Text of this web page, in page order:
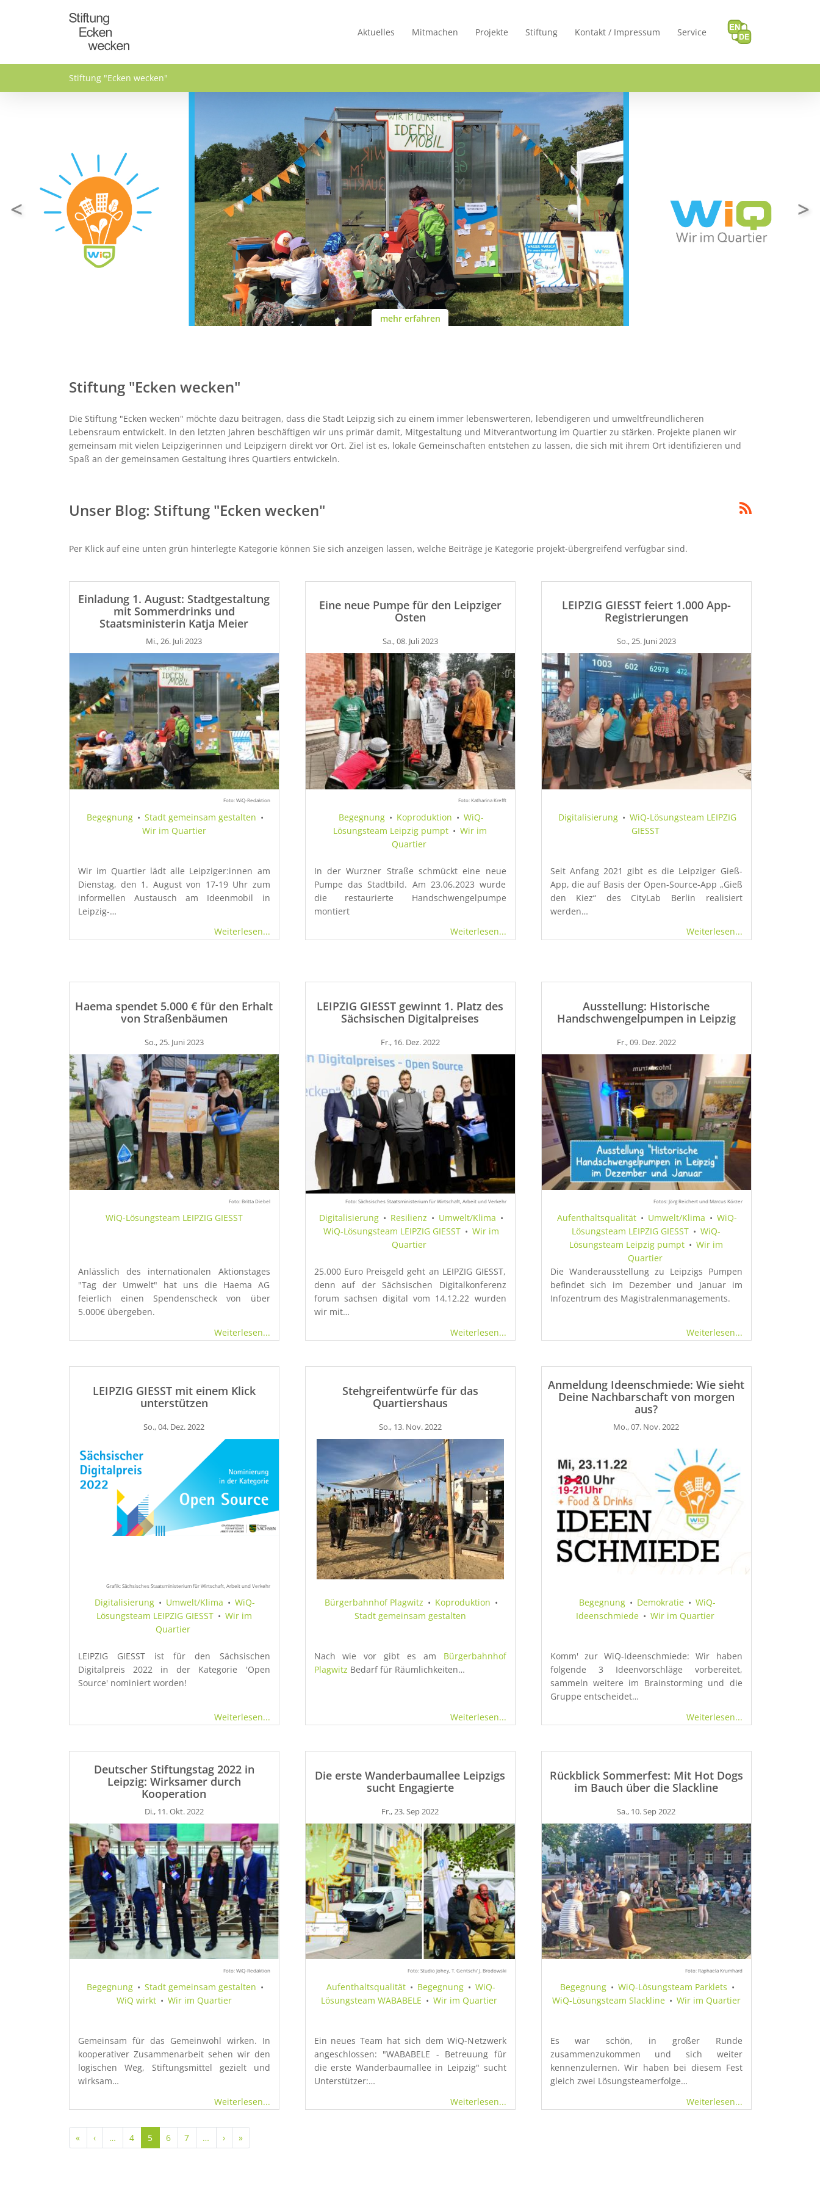
Aktuelles Mitmachen Projekte Stiftung Kontakt / Impressum Service
Stiftung "Ecken wecken"
mehr erfahren
< >
Stiftung "Ecken wecken"
Die Stiftung "Ecken wecken" möchte dazu beitragen, dass die Stadt Leipzig sich zu einem immer lebenswerteren, lebendigeren und umweltfreundlicheren
Lebensraum entwickelt. In den letzten Jahren beschäftigen wir uns primär damit, Mitgestaltung und Mitverantwortung im Quartier zu stärken. Projekte planen wir
gemeinsam mit vielen Leipzigerinnen und Leipzigern direkt vor Ort. Ziel ist es, lokale Gemeinschaften entstehen zu lassen, die sich mit ihrem Ort identifizieren und
Spaß an der gemeinsamen Gestaltung ihres Quartiers entwickeln.
Unser Blog: Stiftung "Ecken wecken"
Per Klick auf eine unten grün hinterlegte Kategorie können Sie sich anzeigen lassen, welche Beiträge je Kategorie projekt-übergreifend verfügbar sind.
Einladung 1. August: Stadtgestaltung
mit Sommerdrinks und
Staatsministerin Katja Meier
Mi., 26. Juli 2023
Foto: WiQ-Redaktion
Begegnung • Stadt gemeinsam gestalten •
Wir im Quartier
Wir im Quartier lädt alle Leipziger:innen am
Dienstag, den 1. August von 17-19 Uhr zum
informellen Austausch am Ideenmobil in
Leipzig-…
Weiterlesen...
Eine neue Pumpe für den Leipziger
Osten
Sa., 08. Juli 2023
Foto: Katharina Krefft
Begegnung • Koproduktion • WiQ-
Lösungsteam Leipzig pumpt • Wir im
Quartier
In der Wurzner Straße schmückt eine neue
Pumpe das Stadtbild. Am 23.06.2023 wurde
die restaurierte Handschwengelpumpe
montiert
Weiterlesen...
LEIPZIG GIESST feiert 1.000 App-
Registrierungen
So., 25. Juni 2023
Digitalisierung • WiQ-Lösungsteam LEIPZIG
GIESST
Seit Anfang 2021 gibt es die Leipziger Gieß-
App, die auf Basis der Open-Source-App „Gieß
den Kiez“ des CityLab Berlin realisiert
werden…
Weiterlesen...
Haema spendet 5.000 € für den Erhalt
von Straßenbäumen
So., 25. Juni 2023
Foto: Britta Diebel
WiQ-Lösungsteam LEIPZIG GIESST
Anlässlich des internationalen Aktionstages
"Tag der Umwelt" hat uns die Haema AG
feierlich einen Spendenscheck von über
5.000€ übergeben.
Weiterlesen...
LEIPZIG GIESST gewinnt 1. Platz des
Sächsischen Digitalpreises
Fr., 16. Dez. 2022
Foto: Sächsisches Staatsministerium für Wirtschaft, Arbeit und Verkehr
Digitalisierung • Resilienz • Umwelt/Klima •
WiQ-Lösungsteam LEIPZIG GIESST • Wir im
Quartier
25.000 Euro Preisgeld geht an LEIPZIG GIESST,
denn auf der Sächsischen Digitalkonferenz
forum sachsen digital vom 14.12.22 wurden
wir mit…
Weiterlesen...
Ausstellung: Historische
Handschwengelpumpen in Leipzig
Fr., 09. Dez. 2022
Fotos: Jörg Reichert und Marcus Körzer
Aufenthaltsqualität • Umwelt/Klima • WiQ-
Lösungsteam LEIPZIG GIESST • WiQ-
Lösungsteam Leipzig pumpt • Wir im
Quartier
Die Wanderausstellung zu Leipzigs Pumpen
befindet sich im Dezember und Januar im
Infozentrum des Magistralenmanagements.
Weiterlesen...
LEIPZIG GIESST mit einem Klick
unterstützen
So., 04. Dez. 2022
Grafik: Sächsisches Staatsministerium für Wirtschaft, Arbeit und Verkehr
Digitalisierung • Umwelt/Klima • WiQ-
Lösungsteam LEIPZIG GIESST • Wir im
Quartier
LEIPZIG GIESST ist für den Sächsischen
Digitalpreis 2022 in der Kategorie 'Open
Source' nominiert worden!
Weiterlesen...
Stehgreifentwürfe für das
Quartiershaus
So., 13. Nov. 2022
Bürgerbahnhof Plagwitz • Koproduktion •
Stadt gemeinsam gestalten
Nach wie vor gibt es am Bürgerbahnhof
Plagwitz Bedarf für Räumlichkeiten…
Weiterlesen...
Anmeldung Ideenschmiede: Wie sieht
Deine Nachbarschaft von morgen
aus?
Mo., 07. Nov. 2022
Begegnung • Demokratie • WiQ-
Ideenschmiede • Wir im Quartier
Komm' zur WiQ-Ideenschmiede: Wir haben
folgende 3 Ideenvorschläge vorbereitet,
sammeln weitere im Brainstorming und die
Gruppe entscheidet…
Weiterlesen...
Deutscher Stiftungstag 2022 in
Leipzig: Wirksamer durch
Kooperation
Di., 11. Okt. 2022
Foto: WiQ-Redaktion
Begegnung • Stadt gemeinsam gestalten •
WiQ wirkt • Wir im Quartier
Gemeinsam für das Gemeinwohl wirken. In
kooperativer Zusammenarbeit sehen wir den
logischen Weg, Stiftungsmittel gezielt und
wirksam…
Weiterlesen...
Die erste Wanderbaumallee Leipzigs
sucht Engagierte
Fr., 23. Sep 2022
Foto: Studio Johey, T. Gentsch/ J. Brodowski
Aufenthaltsqualität • Begegnung • WiQ-
Lösungsteam WABABELE • Wir im Quartier
Ein neues Team hat sich dem WiQ-Netzwerk
angeschlossen: "WABABELE - Betreuung für
die erste Wanderbaumallee in Leipzig" sucht
Unterstützer:…
Weiterlesen...
Rückblick Sommerfest: Mit Hot Dogs
im Bauch über die Slackline
Sa., 10. Sep 2022
Foto: Raphaela Krumhard
Begegnung • WiQ-Lösungsteam Parklets •
WiQ-Lösungsteam Slackline • Wir im Quartier
Es war schön, in großer Runde
zusammenzukommen und sich weiter
kennenzulernen. Wir haben bei diesem Fest
gleich zwei Lösungsteamerfolge…
Weiterlesen...
Seitennummerierung
«Erste Seite
‹Vorherige Seite
… 4 5 6 7 … ›Nächste Seite
»Letzte Seite